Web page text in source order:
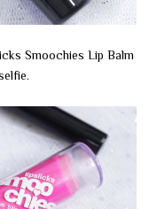
Smoochies Lip Balm